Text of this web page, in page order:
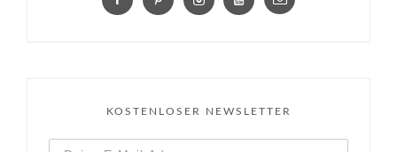
KOSTENLOSER NEWSLETTER